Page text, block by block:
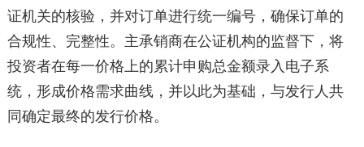
证机关的核验，并对订单进行统一编号，确保订单的
合规性、完整性。主承销商在公证机构的监督下，将
投资者在每一价格上的累计申购总金额录入电子系
统，形成价格需求曲线，并以此为基础，与发行人共
同确定最终的发行价格。